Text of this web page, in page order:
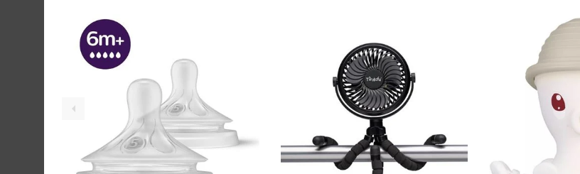
Gjennomsnittlig leveringstid hos Mimmis er en til tre dager fra bestilling til levering.
Vi har fri retur ved bytte.